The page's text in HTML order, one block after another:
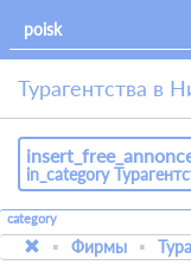
Турагентства в
in_category
category
Фирмы